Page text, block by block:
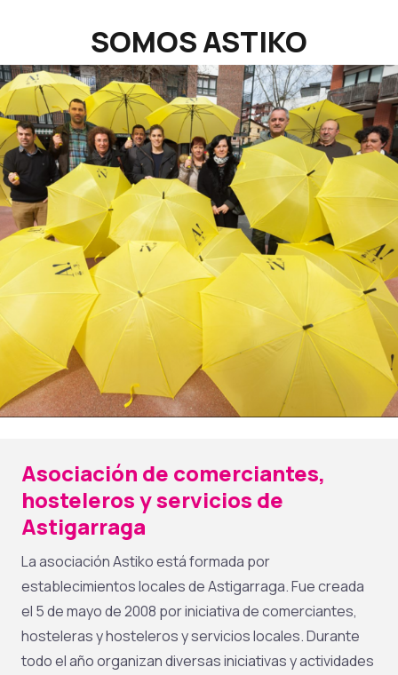
SOMOS ASTIKO
Asociación de comerciantes,
hosteleros y servicios de
Astigarraga
La asociación Astiko está formada por
establecimientos locales de Astigarraga. Fue creada
el 5 de mayo de 2008 por iniciativa de comerciantes,
hosteleras y hosteleros y servicios locales. Durante
todo el año organizan diversas iniciativas y actividades